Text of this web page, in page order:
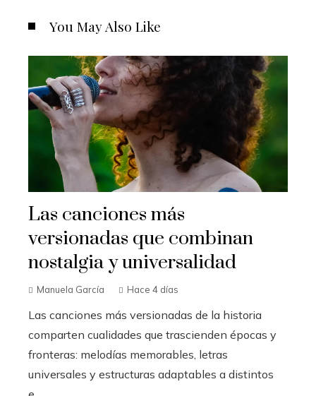
You May Also Like
Las canciones más
versionadas que combinan
nostalgia y universalidad
Manuela García Hace 4 días
Las canciones más versionadas de la historia
comparten cualidades que trascienden épocas y
fronteras: melodías memorables, letras
universales y estructuras adaptables a distintos